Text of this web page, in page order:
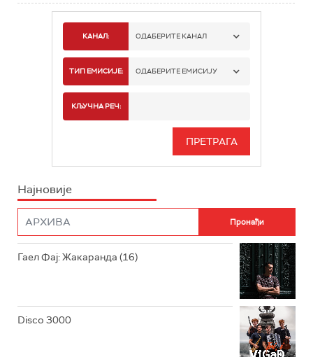
КАНАЛ: ОДАБЕРИТЕ КАНАЛ
РАДИО БЕОГРАД 1
РАДИО БЕОГРАД 3
РАДИО РОКЕНРОЛЕР
ТИП ЕМИСИЈЕ: ОДАБЕРИТЕ ЕМИСИЈУ
ИНФО
КЉУЧНА РЕЧ:
Најновије
Гаел Фај: Жакаранда (16)
Disco 3000